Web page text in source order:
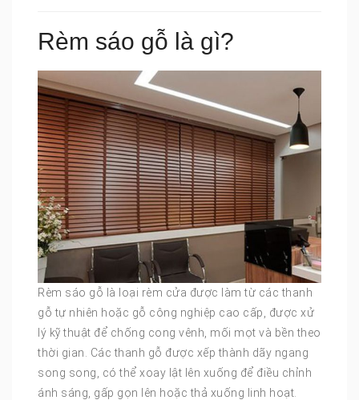
Rèm sáo gỗ là gì?
Rèm sáo gỗ là loại rèm cửa được làm từ các thanh
gỗ tự nhiên hoặc gỗ công nghiệp cao cấp, được xử
lý kỹ thuật để chống cong vênh, mối mọt và bền theo
thời gian. Các thanh gỗ được xếp thành dãy ngang
song song, có thể xoay lật lên xuống để điều chỉnh
ánh sáng, gấp gọn lên hoặc thả xuống linh hoạt.